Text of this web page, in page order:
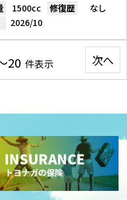
1500cc 修復歴
なし
2026/10
20 件表示 次へ